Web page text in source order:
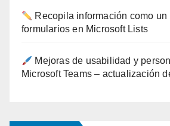
Recopila información como un
formularios en Microsoft Lists
Mejoras de usabilidad y
Microsoft Teams – actualización